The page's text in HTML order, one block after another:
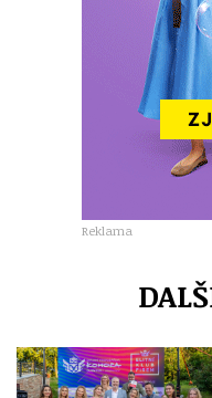
Reklama